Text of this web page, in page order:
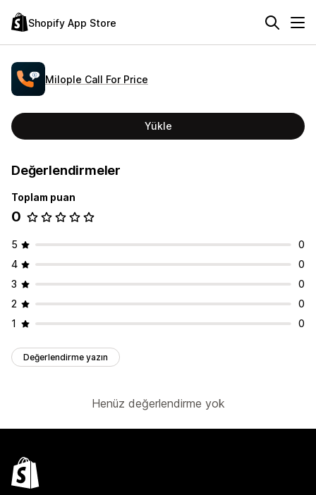
Shopify App Store
Milople Call For Price
Yükle
Değerlendirmeler
Toplam puan
0
5
0
4
0
3
0
2
0
1
0
Değerlendirme yazın
Henüz değerlendirme yok